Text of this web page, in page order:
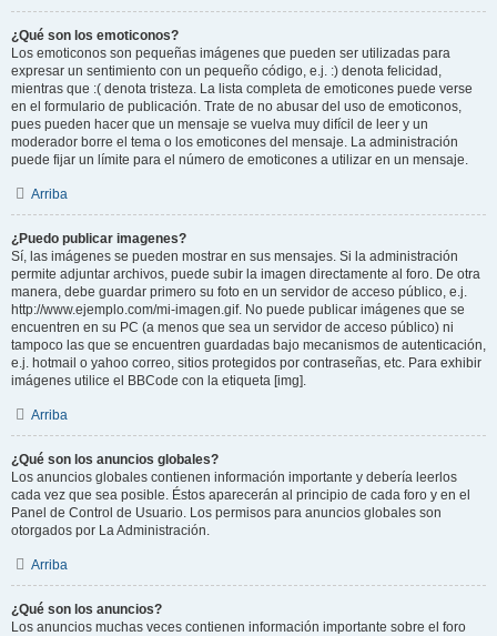
¿Qué son los emoticonos?
Los emoticonos son pequeñas imágenes que pueden ser utilizadas para
expresar un sentimiento con un pequeño código, e.j. :) denota felicidad,
mientras que :( denota tristeza. La lista completa de emoticones puede verse
en el formulario de publicación. Trate de no abusar del uso de emoticonos,
pues pueden hacer que un mensaje se vuelva muy difícil de leer y un
moderador borre el tema o los emoticones del mensaje. La administración
puede fijar un límite para el número de emoticones a utilizar en un mensaje.
Arriba
¿Puedo publicar imagenes?
Sí, las imágenes se pueden mostrar en sus mensajes. Si la administración
permite adjuntar archivos, puede subir la imagen directamente al foro. De otra
manera, debe guardar primero su foto en un servidor de acceso público, e.j.
http://www.ejemplo.com/mi-imagen.gif. No puede publicar imágenes que se
encuentren en su PC (a menos que sea un servidor de acceso público) ni
tampoco las que se encuentren guardadas bajo mecanismos de autenticación,
e.j. hotmail o yahoo correo, sitios protegidos por contraseñas, etc. Para exhibir
imágenes utilice el BBCode con la etiqueta [img].
Arriba
¿Qué son los anuncios globales?
Los anuncios globales contienen información importante y debería leerlos
cada vez que sea posible. Éstos aparecerán al principio de cada foro y en el
Panel de Control de Usuario. Los permisos para anuncios globales son
otorgados por La Administración.
Arriba
¿Qué son los anuncios?
Los anuncios muchas veces contienen información importante sobre el foro